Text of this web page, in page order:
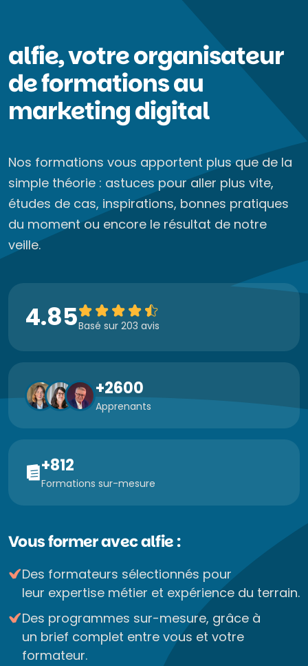
alfie, votre organisateur
de formations au
marketing digital
Nos formations vous apportent plus que de la
simple théorie : astuces pour aller plus vite,
études de cas, inspirations, bonnes pratiques
du moment ou encore le résultat de notre
veille.
4.85Basé sur 203 avis
+2600
Apprenants
+812
Formations sur-mesure
Vous former avec alfie :
Des formateurs sélectionnés pour
leur expertise métier et expérience du terrain.
Des programmes sur-mesure, grâce à
un brief complet entre vous et votre
formateur.